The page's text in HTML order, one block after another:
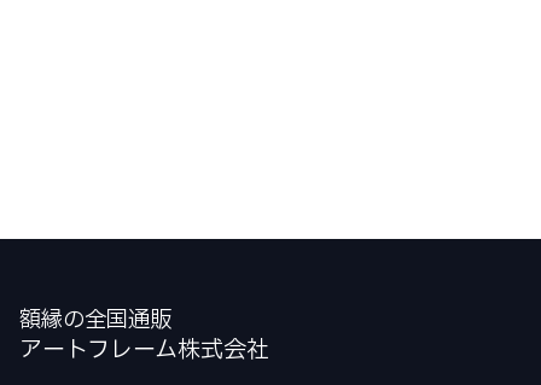
額縁の全国通販
アートフレーム株式会社